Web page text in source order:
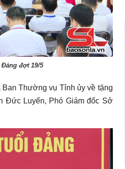
đợt 19/5
Thường vụ Tỉnh ủy về tặng
Đức Luyến, Phó Giám đốc Sở
Chào ngày mới 3/8/2026